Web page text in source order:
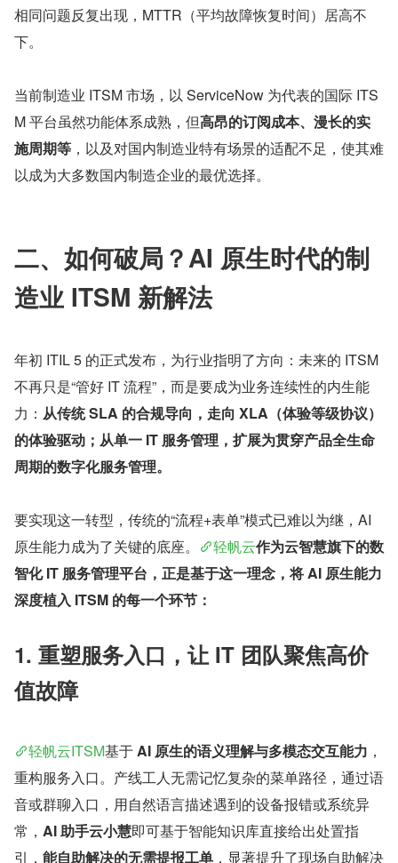
相同问题反复出现，MTTR（平均故障恢复时间）居高不
下。
当前制造业 ITSM 市场，以 ServiceNow 为代表的国际 ITS
M 平台虽然功能体系成熟，但高昂的订阅成本、漫长的实
施周期等 ，以及对国内制造业特有场景的适配不足，使其难
以成为大多数国内制造企业的最优选择。
二、如何破局？AI 原生时代的制
造业 ITSM 新解法
年初 ITIL 5 的正式发布，为行业指明了方向：未来的 ITSM
不再只是“管好 IT 流程”，而是要成为业务连续性的内生能
力： 从传统 SLA 的合规导向，走向 XLA（体验等级协议）
的体验驱动；从单一 IT 服务管理，扩展为贯穿产品全生命
周期的数字化服务管理。
要实现这一转型，传统的“流程+表单”模式已难以为继，AI
原生能力成为了关键的底座。
轻帆云作为云智慧旗下的数
智化 IT 服务管理平台，正是基于这一理念，将 AI 原生能力
深度植入 ITSM 的每一个环节：
1. 重塑服务入口，让 IT 团队聚焦高价
值故障
轻帆云ITSM基于 AI 原生的语义理解与多模态交互能力 ，
重构服务入口。产线工人无需记忆复杂的菜单路径，通过语
音或群聊入口，用自然语言描述遇到的设备报错或系统异
常， AI 助手云小慧即可基于智能知识库直接给出处置指
引， 能自助解决的无需提报工单 ，显著提升了现场自助解决